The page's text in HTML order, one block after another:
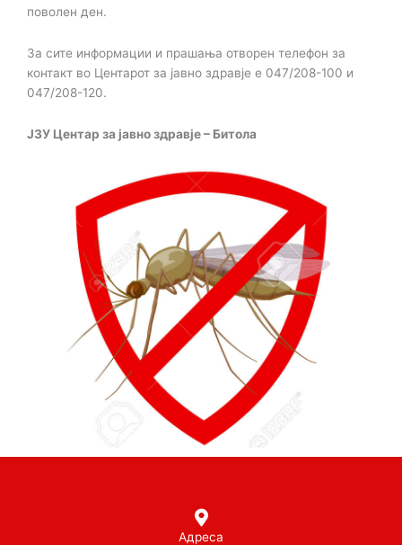
поволен ден.
За сите информации и прашања отворен телефон за
контакт во Центарот за јавно здравје е 047/208-100 и
047/208-120.
ЈЗУ Центар за јавно здравје – Битола
Адреса